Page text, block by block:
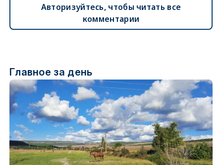
Авторизуйтесь, чтобы читать все
комментарии
Главное за день